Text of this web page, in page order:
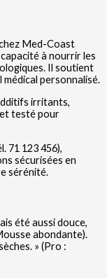
Med-Coast
à nourrir les
Il soutient
médical personnalisé.
irritants,
testé pour
71 123 456),
sécurisées en
sérénité.
été aussi douce,
abondante).
» (Pro :